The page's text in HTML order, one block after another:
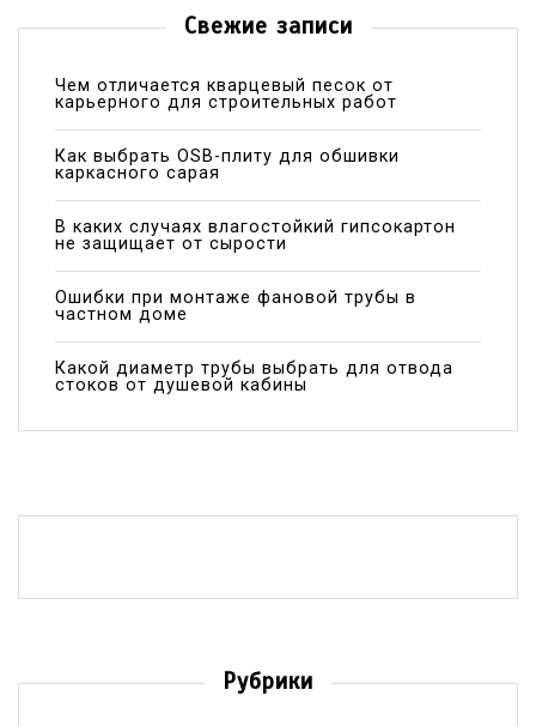
Свежие записи
Чем отличается кварцевый песок от
карьерного для строительных работ
Как выбрать OSB-плиту для обшивки
каркасного сарая
В каких случаях влагостойкий гипсокартон
не защищает от сырости
Ошибки при монтаже фановой трубы в
частном доме
Какой диаметр трубы выбрать для отвода
стоков от душевой кабины
Рубрики